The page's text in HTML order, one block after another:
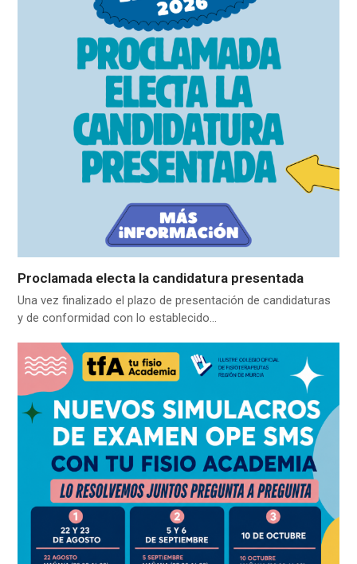
Proclamada electa la candidatura presentada
Una vez finalizado el plazo de presentación de candidaturas
y de conformidad con lo establecido…